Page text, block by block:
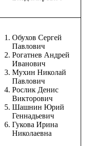
Обухов Сергей
Павлович
Рогатнев Андрей
Иванович
Мухин Николай
Павлович
Рослик Денис
Викторович
Шашнин Юрий
Геннадьевич
Гукова Ирина
Николаевна